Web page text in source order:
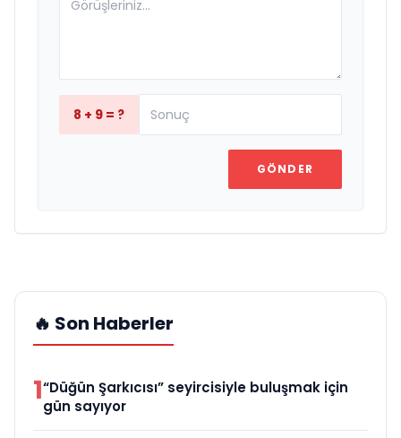
8 + 9 = ?
GÖNDER
🔥 Son Haberler
1“Düğün Şarkıcısı” seyircisiyle buluşmak için
gün sayıyor